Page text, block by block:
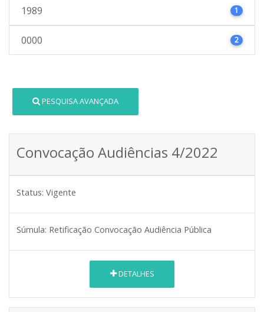
1989 1
0000 2
PESQUISA AVANÇADA
Convocação Audiências 4/2022
Status: Vigente
Súmula: Retificação Convocação Audiência Pública
DETALHES